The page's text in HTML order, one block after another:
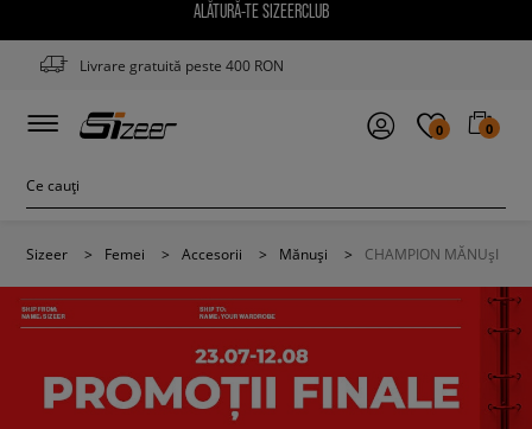
ALĂTURĂ-TE SIZEERCLUB
Livrare gratuită peste 400 RON
0 0
Sizeer > Femei > Accesorii > Mănuși > CHAMPION MĂNUșI